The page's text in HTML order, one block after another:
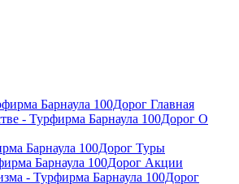
Главная
О
Туры
Акции